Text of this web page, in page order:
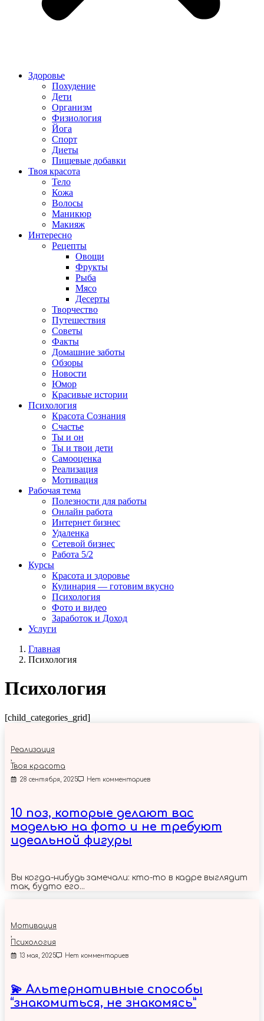
Здоровье
Похудение
Дети
Организм
Физиология
Йога
Спорт
Диеты
Пищевые добавки
Твоя красота
Тело
Кожа
Волосы
Маникюр
Макияж
Интересно
Рецепты
Овощи
Фрукты
Рыба
Мясо
Десерты
Творчество
Путешествия
Советы
Факты
Домашние заботы
Обзоры
Новости
Юмор
Красивые истории
Психология
Красота Сознания
Счастье
Ты и он
Ты и твои дети
Самооценка
Реализация
Мотивация
Рабочая тема
Полезности для работы
Онлайн работа
Интернет бизнес
Удаленка
Сетевой бизнес
Работа 5/2
Курсы
Красота и здоровье
Кулинария — готовим вкусно
Психология
Фото и видео
Заработок и Доход
Услуги
Главная
Психология
Психология
[child_categories_grid]
Реализация
Твоя красота
28 сентября, 2025 Нет комментариев
10 поз, которые делают вас
моделью на фото и не требуют
идеальной фигуры
Вы когда-нибудь замечали: кто-то в кадре выглядит
так, будто его...
Мотивация
Психология
13 мая, 2025 Нет комментариев
💫 Альтернативные способы
“знакомиться, не знакомясь”